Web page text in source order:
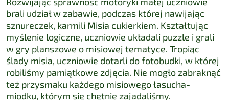
brali udział w zabawie, podczas której nawijając
sznureczek, karmili Misia cukierkiem. Kształtując
myślenie logiczne, uczniowie układali puzzle i grali
w gry planszowe o misiowej tematyce. Tropiąc
ślady misia, uczniowie dotarli do fotobudki, w której
robiliśmy pamiątkowe zdjęcia. Nie mogło zabraknąć
też przysmaku każdego misiowego łasucha-
miodku, którym się chętnie zajadaliśmy.